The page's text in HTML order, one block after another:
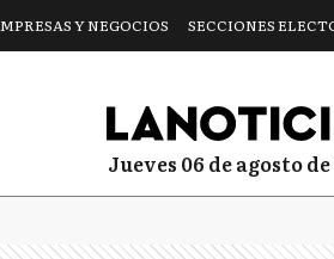
Y NEGOCIOS SECCIONES
jueves 06 de agosto de